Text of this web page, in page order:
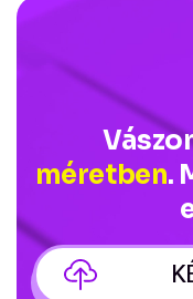
méretben.